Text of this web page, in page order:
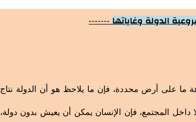
الدولة وغاياتها -------
ما على أرض محددة، فإن ما يلاحظ هو أن الدولة نتاج
داخل المجتمع، فإن الإنسان يمكن أن يعيش بدون دولة،